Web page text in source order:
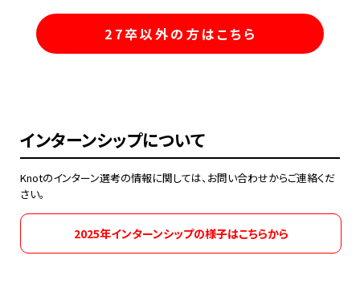
27卒以外の方はこちら
インターンシップについて
Knotのインターン選考の情報に関しては、お問い合わせからご連絡くだ
さい。
2025年インターンシップの様子はこちらから